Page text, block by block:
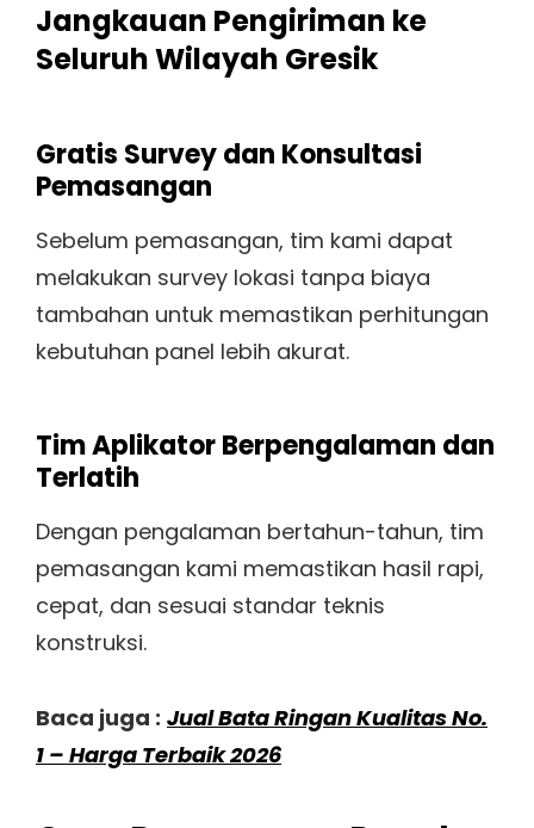
Jangkauan Pengiriman ke
Seluruh Wilayah Gresik
Gratis Survey dan Konsultasi
Pemasangan
Sebelum pemasangan, tim kami dapat
melakukan survey lokasi tanpa biaya
tambahan untuk memastikan perhitungan
kebutuhan panel lebih akurat.
Tim Aplikator Berpengalaman dan
Terlatih
Dengan pengalaman bertahun-tahun, tim
pemasangan kami memastikan hasil rapi,
cepat, dan sesuai standar teknis
konstruksi.
Baca juga : Jual Bata Ringan Kualitas No.
1 – Harga Terbaik 2026